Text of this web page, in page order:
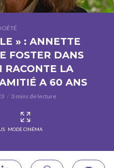
» : ANNETTE
FOSTER DANS
RACONTE LA
A 60 ANS
3 mins de lecture
MODE CINÉMA